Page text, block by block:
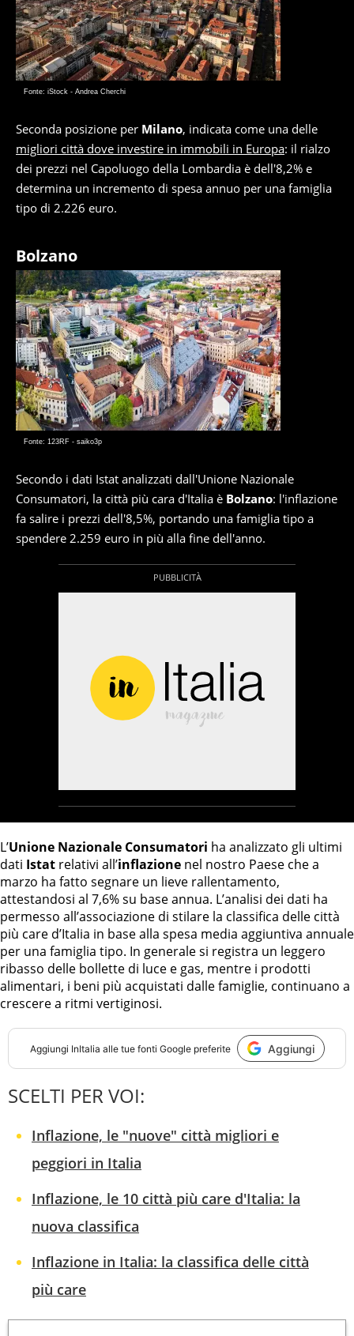
Fonte: iStock - Andrea Cherchi
Seconda posizione per Milano, indicata come una delle
migliori città dove investire in immobili in Europa: il rialzo
dei prezzi nel Capoluogo della Lombardia è dell'8,2% e
determina un incremento di spesa annuo per una famiglia
tipo di 2.226 euro.
Bolzano
Fonte: 123RF - saiko3p
Secondo i dati Istat analizzati dall'Unione Nazionale
Consumatori, la città più cara d'Italia è Bolzano: l'inflazione
fa salire i prezzi dell'8,5%, portando una famiglia tipo a
spendere 2.259 euro in più alla fine dell'anno.
L’Unione Nazionale Consumatori ha analizzato gli ultimi
dati Istat relativi all’inflazione nel nostro Paese che a
marzo ha fatto segnare un lieve rallentamento,
attestandosi al 7,6% su base annua. L’analisi dei dati ha
permesso all’associazione di stilare la classifica delle città
più care d’Italia in base alla spesa media aggiuntiva annuale
per una famiglia tipo. In generale si registra un leggero
ribasso delle bollette di luce e gas, mentre i prodotti
alimentari, i beni più acquistati dalle famiglie, continuano a
crescere a ritmi vertiginosi.
Aggiungi InItalia alle tue fonti Google preferite Aggiungi
SCELTI PER VOI:
Inflazione, le "nuove" città migliori e
peggiori in Italia
Inflazione, le 10 città più care d'Italia: la
nuova classifica
Inflazione in Italia: la classifica delle città
più care